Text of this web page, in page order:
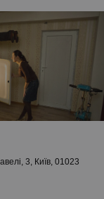
3, Київ, 01023